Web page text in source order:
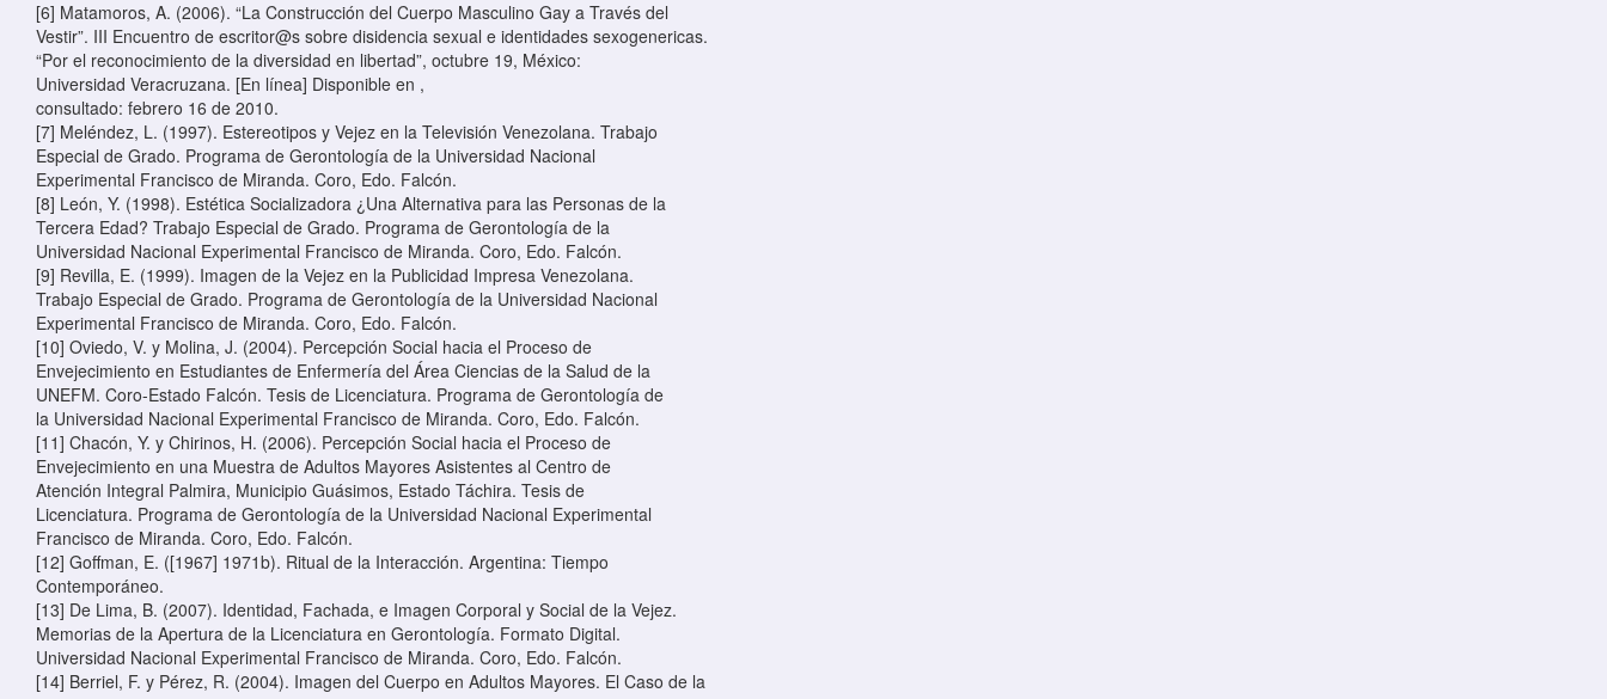
[6] Matamoros, A. (2006). “La Construcción del Cuerpo Masculino Gay a Través del
Vestir”. III Encuentro de escritor@s sobre disidencia sexual e identidades sexogenericas.
“Por el reconocimiento de la diversidad en libertad”, octubre 19, México:
Universidad Veracruzana. [En línea] Disponible en ,
consultado: febrero 16 de 2010.
[7] Meléndez, L. (1997). Estereotipos y Vejez en la Televisión Venezolana. Trabajo
Especial de Grado. Programa de Gerontología de la Universidad Nacional
Experimental Francisco de Miranda. Coro, Edo. Falcón.
[8] León, Y. (1998). Estética Socializadora ¿Una Alternativa para las Personas de la
Tercera Edad? Trabajo Especial de Grado. Programa de Gerontología de la
Universidad Nacional Experimental Francisco de Miranda. Coro, Edo. Falcón.
[9] Revilla, E. (1999). Imagen de la Vejez en la Publicidad Impresa Venezolana.
Trabajo Especial de Grado. Programa de Gerontología de la Universidad Nacional
Experimental Francisco de Miranda. Coro, Edo. Falcón.
[10] Oviedo, V. y Molina, J. (2004). Percepción Social hacia el Proceso de
Envejecimiento en Estudiantes de Enfermería del Área Ciencias de la Salud de la
UNEFM. Coro-Estado Falcón. Tesis de Licenciatura. Programa de Gerontología de
la Universidad Nacional Experimental Francisco de Miranda. Coro, Edo. Falcón.
[11] Chacón, Y. y Chirinos, H. (2006). Percepción Social hacia el Proceso de
Envejecimiento en una Muestra de Adultos Mayores Asistentes al Centro de
Atención Integral Palmira, Municipio Guásimos, Estado Táchira. Tesis de
Licenciatura. Programa de Gerontología de la Universidad Nacional Experimental
Francisco de Miranda. Coro, Edo. Falcón.
[12] Goffman, E. ([1967] 1971b). Ritual de la Interacción. Argentina: Tiempo
Contemporáneo.
[13] De Lima, B. (2007). Identidad, Fachada, e Imagen Corporal y Social de la Vejez.
Memorias de la Apertura de la Licenciatura en Gerontología. Formato Digital.
Universidad Nacional Experimental Francisco de Miranda. Coro, Edo. Falcón.
[14] Berriel, F. y Pérez, R. (2004). Imagen del Cuerpo en Adultos Mayores. El Caso de la